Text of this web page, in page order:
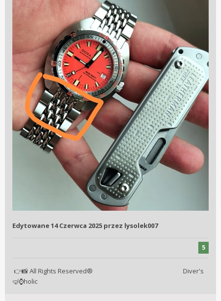
Edytowane14 Czerwca 2025 przez lysolek007
5
👉📸 All Rights Reserved® Diver's
🤿⌚holic